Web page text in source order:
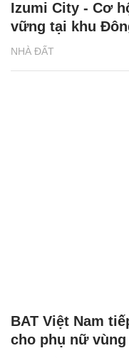
NHÀ ĐẤT
Izumi City - Cơ
vững tại khu
BAT Việt Nam
cho phụ nữ